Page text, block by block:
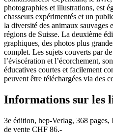
photographies et illustrations, est
chasseurs expérimentés et un
la diversité des animaux sauvages
régions de Suisse. La deuxième
graphiques, des photos plus
complet. Les sujets couverts par
l’éviscération et l’écorchement,
éducatives courtes et facilement
peuvent être téléchargées via des
Informations sur les
3e édition, hep-Verlag, 368
de vente CHF 86.-